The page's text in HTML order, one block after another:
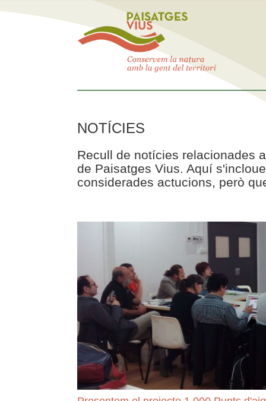
NOTÍCIES
Recull de notícies relacionades
de Paisatges Vius. Aquí
considerades actucions, però